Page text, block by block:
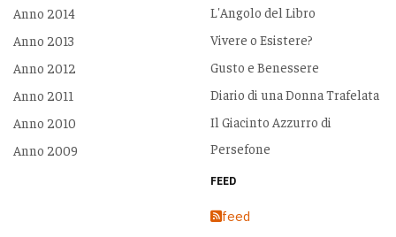
Anno 2014
Anno 2013
Anno 2012
Anno 2011
Anno 2010
Anno 2009
L'Angolo del Libro
Vivere o Esistere?
Gusto e Benessere
Diario di una Donna Trafelata
Il Giacinto Azzurro di
Persefone
FEED
feed